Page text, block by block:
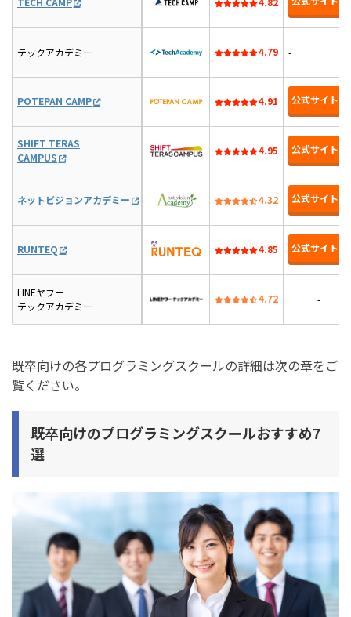
テックアカデミー 4.79 -
POTEPAN CAMP 4.91 公式サイト
SHIFT TERAS
CAMPUS
4.95 公式サイト
ネットビジョンアカデミー 4.32 公式サイト
RUNTEQ 4.85 公式サイト
LINEヤフー
テックアカデミー
4.72 -
既卒向けの各プログラミングスクールの詳細は次の章をご
覧ください。
既卒向けのプログラミングスクールおすすめ7
選